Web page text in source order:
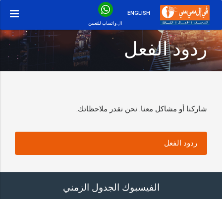
ال واتساب للتعيين
ENGLISH
ردود الفعل
شاركنا أو مشاكل معنا. نحن نقدر ملاحظاتك.
ردود الفعل
الفيسبوك الجدول الزمني